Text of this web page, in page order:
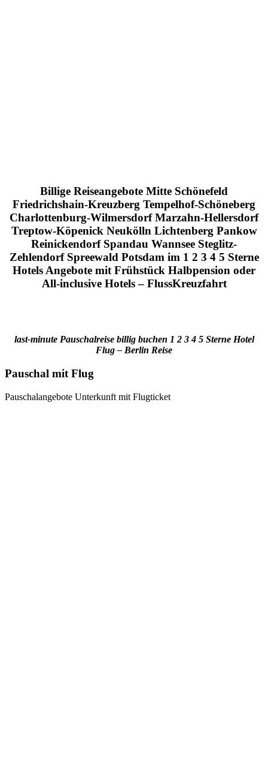
Billige Reiseangebote Mitte Schönefeld
Friedrichshain-Kreuzberg Tempelhof-Schöneberg
Charlottenburg-Wilmersdorf Marzahn-Hellersdorf
Treptow-Köpenick Neukölln Lichtenberg Pankow
Reinickendorf Spandau Wannsee Steglitz-
Zehlendorf Spreewald Potsdam im 1 2 3 4 5 Sterne
Hotels Angebote mit Frühstück Halbpension oder
All-inclusive Hotels – FlussKreuzfahrt
last-minute Pauschalreise billig buchen 1 2 3 4 5 Sterne Hotel
Flug – Berlin Reise
Pauschal mit Flug
Pauschalangebote Unterkunft mit Flugticket